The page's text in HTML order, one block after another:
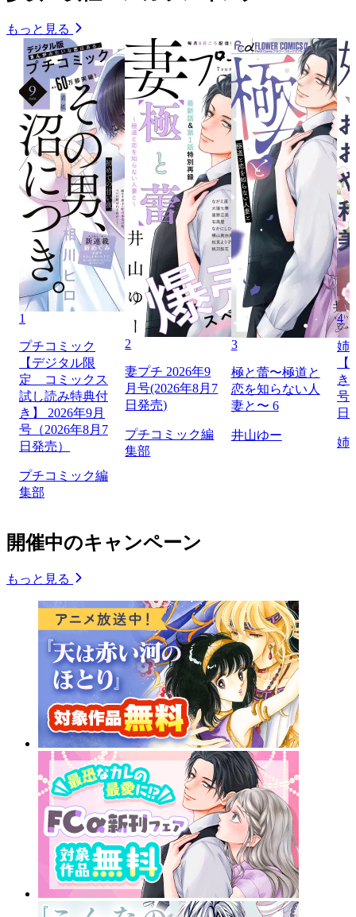
もっと見る
1
プチコミック
【デジタル限
定 コミックス
試し読み特典付
き】 2026年9月
号（2026年8月7
日発売）
プチコミック編
集部
2
妻プチ 2026年9
月号(2026年8月7
日発売)
プチコミック編
集部
3
極と蕾〜極道と
恋を知らない人
妻と〜 6
井山ゆー
4
姉
き
号
日
姉
開催中のキャンペーン
もっと見る